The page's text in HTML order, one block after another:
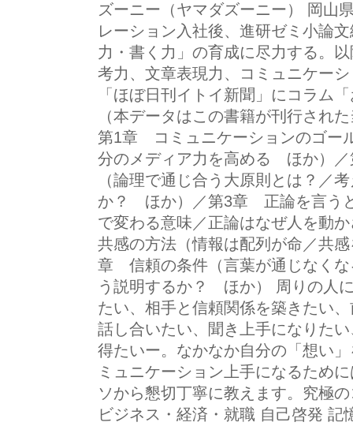
ズーニー（ヤマダズーニー） 岡山
レーション入社後、進研ゼミ小論
力・書く力」の育成に尽力する。
考力、文章表現力、コミュニケー
「ほぼ日刊イトイ新聞」にコラム
（本データはこの書籍が刊行され
第1章 コミュニケーションのゴー
分のメディア力を高める ほか）
（論理で通じ合う大原則とは？／
か？ ほか）／第3章 正論を言う
で変わる意味／正論はなぜ人を
共感の方法（情報は配列が命／共
章 信頼の条件（言葉が通じなくな
う説明するか？ ほか） 周りの人
たい、相手と信頼関係を築きたい
話し合いたい、聞き上手になりた
得たいー。なかなか自分の「想い
ミュニケーション上手になるため
ソから懇切丁寧に教えます。究極
ビジネス・経済・就職 自己啓発